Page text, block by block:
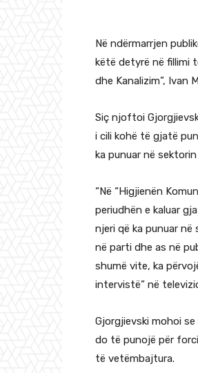
Në ndërmarrjen
këtë detyrë në fillimi
dhe Kanalizim”, Ivan
Siç njoftoi
i cili kohë të gjatë
ka punuar në
“Në “Higjienën
periudhën e kaluar
njeri që ka punuar
në parti dhe as në
shumë vite, ka
intervistë” në
Gjorgjievski mohoi
do të punojë për
të vetëmbajtura.